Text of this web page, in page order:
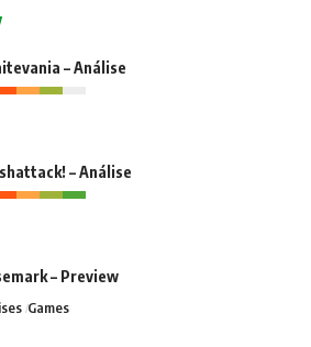
– Análise
– Análise
– Preview
Games